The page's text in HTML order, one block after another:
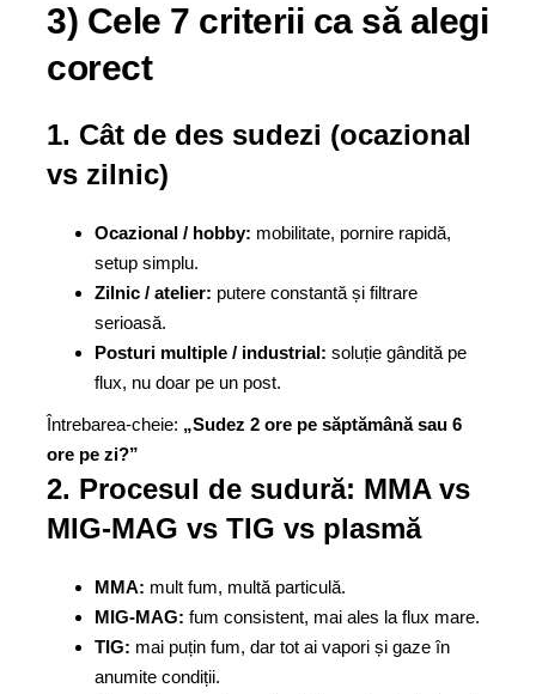
3) Cele 7 criterii ca să alegi
corect
1. Cât de des sudezi (ocazional
vs zilnic)
Ocazional / hobby: mobilitate, pornire rapidă,
setup simplu.
Zilnic / atelier: putere constantă și filtrare
serioasă.
Posturi multiple / industrial: soluție gândită pe
flux, nu doar pe un post.
Întrebarea-cheie: „Sudez 2 ore pe săptămână sau 6
ore pe zi?”
2. Procesul de sudură: MMA vs
MIG-MAG vs TIG vs plasmă
MMA: mult fum, multă particulă.
MIG-MAG: fum consistent, mai ales la flux mare.
TIG: mai puțin fum, dar tot ai vapori și gaze în
anumite condiții.